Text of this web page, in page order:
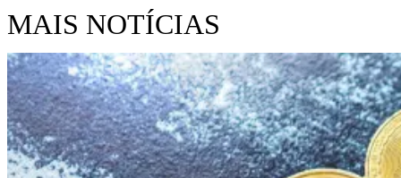
MAIS NOTÍCIAS